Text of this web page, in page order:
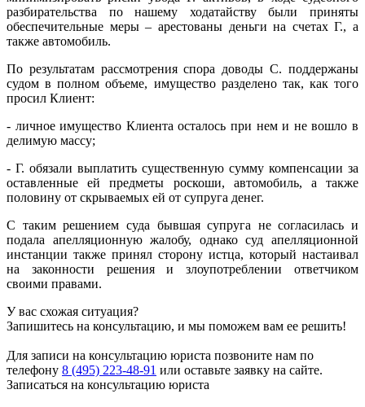
разбирательства по нашему ходатайству были приняты
обеспечительные меры – арестованы деньги на счетах Г., а
также автомобиль.
По результатам рассмотрения спора доводы С. поддержаны
судом в полном объеме, имущество разделено так, как того
просил Клиент:
- личное имущество Клиента осталось при нем и не вошло в
делимую массу;
- Г. обязали выплатить существенную сумму компенсации за
оставленные ей предметы роскоши, автомобиль, а также
половину от скрываемых ей от супруга денег.
С таким решением суда бывшая супруга не согласилась и
подала апелляционную жалобу, однако суд апелляционной
инстанции также принял сторону истца, который настаивал
на законности решения и злоупотреблении ответчиком
своими правами.
У вас схожая ситуация?
Запишитесь на консультацию, и мы поможем вам ее решить!
Для записи на консультацию юриста позвоните нам по
телефону 8 (495) 223-48-91 или оставьте заявку на сайте.
Записаться на консультацию юриста